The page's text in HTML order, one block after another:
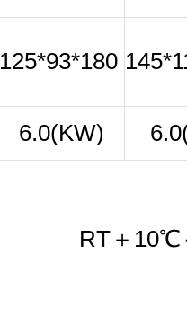
125*93*180
6.0(KW)
RT＋